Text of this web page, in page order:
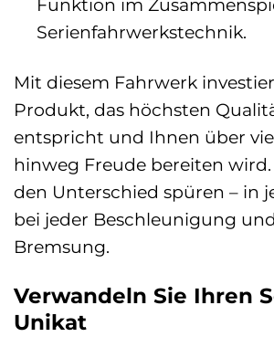
Funktion im
Serienfahrwerkstechnik.
Mit diesem Fahrwerk
Produkt, das höchsten
entspricht und Ihnen über
hinweg Freude bereiten wird.
den Unterschied spüren – in
bei jeder Beschleunigung
Bremsung.
Verwandeln Sie Ihren
Unikat